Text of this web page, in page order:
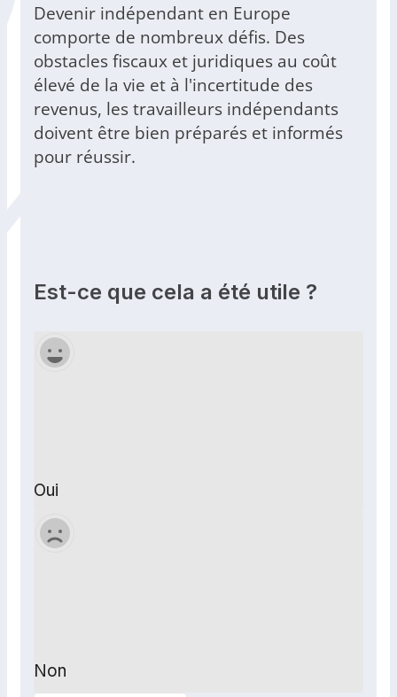
Devenir indépendant en Europe
comporte de nombreux défis. Des
obstacles fiscaux et juridiques au coût
élevé de la vie et à l'incertitude des
revenus, les travailleurs indépendants
doivent être bien préparés et informés
pour réussir.
Est-ce que cela a été utile ?
Oui
Non